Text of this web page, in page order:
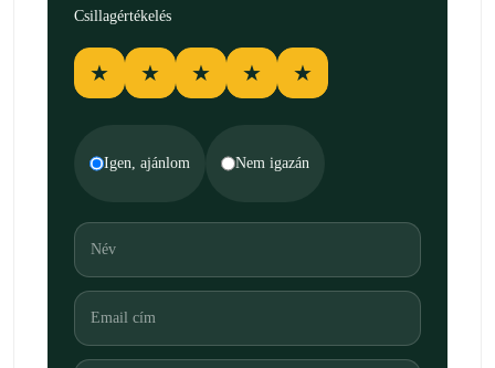
Csillagértékelés
★ ★ ★ ★ ★
Igen, ajánlom Nem igazán